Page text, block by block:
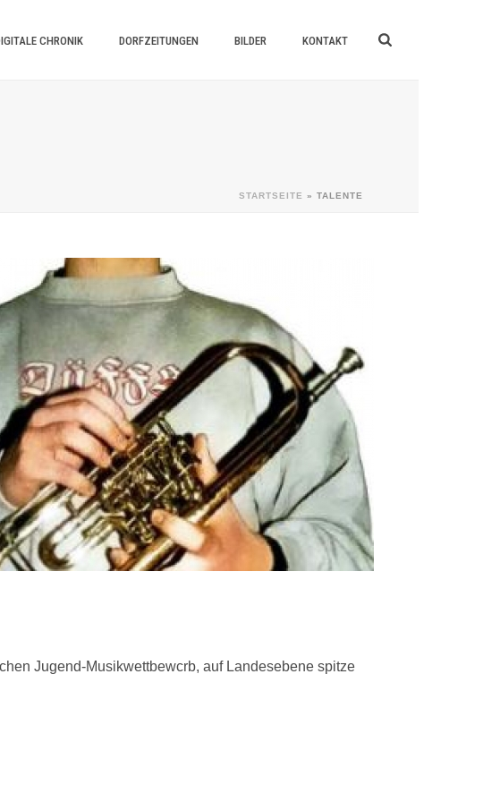
CHRONIK DORFZEITUNGEN BILDER KONTAKT
STARTSEITE » TALENTE
Ju­gend-Musikwettbewcrb, auf Landesebene spitze